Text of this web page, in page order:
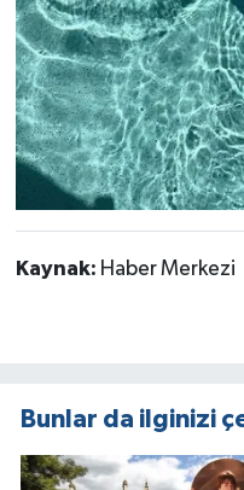
Kaynak: Haber Merkezi
Bunlar da ilginizi